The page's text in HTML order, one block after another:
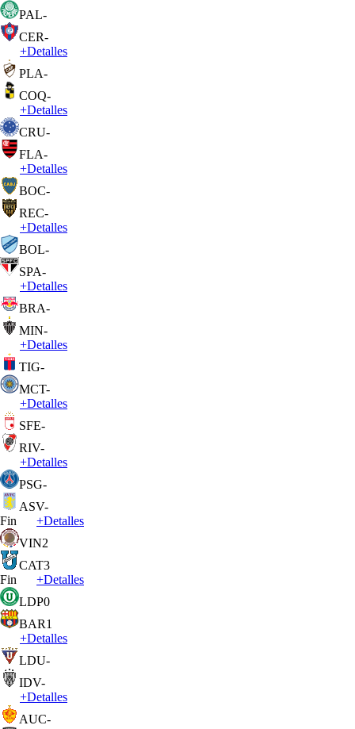
PAL-
CER-
+Detalles
PLA-
COQ-
+Detalles
CRU-
FLA-
+Detalles
BOC-
REC-
+Detalles
BOL-
SPA-
+Detalles
BRA-
MIN-
+Detalles
TIG-
MCT-
+Detalles
SFE-
RIV-
+Detalles
PSG-
ASV-
Fin
+Detalles
VIN2
CAT3
Fin
+Detalles
LDP0
BAR1
+Detalles
LDU-
IDV-
+Detalles
AUC-